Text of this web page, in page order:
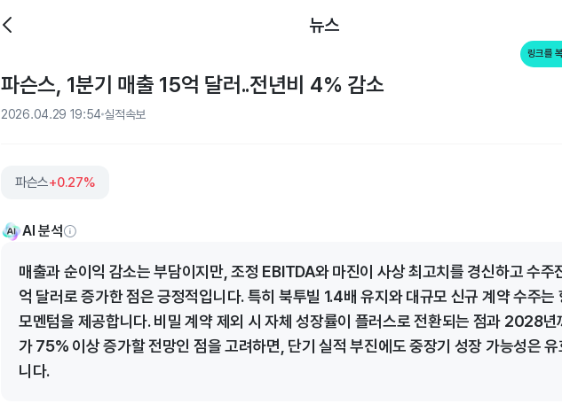
뉴스
링크를
파슨스, 1분기 매출 15억 달러..전년비 4% 감소
2026.04.29 19:54 실적속보
파슨스+0.27%
AI 분석
매출과 순이익 감소는 부담이지만, 조정 EBITDA와 마진이 사상 최고치를 경신하고 수
억 달러로 증가한 점은 긍정적입니다. 특히 북투빌 1.4배 유지와 대규모 신규 계약 수주는
모멘텀을 제공합니다. 비밀 계약 제외 시 자체 성장률이 플러스로 전환되는 점과 2028년
가 75% 이상 증가할 전망인 점을 고려하면, 단기 실적 부진에도 중장기 성장 가능성은 유
니다.